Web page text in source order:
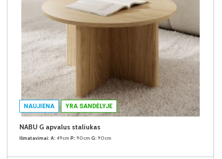
NAUJIENA YRA SANDĖLYJE
NABU G apvalus staliukas
Išmatavimai: A: 49cm P: 90cm G: 90cm